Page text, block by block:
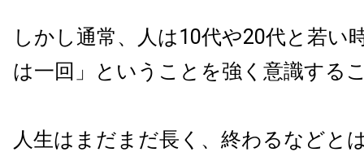
しかし通常、人は10代や20代と若い
は一回」ということを強く意識する
人生はまだまだ長く、終わるなどと